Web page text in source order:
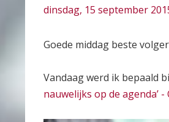
dinsdag, 15 september
Goede middag beste
Vandaag werd ik bepaald
nauwelijks op de agenda’